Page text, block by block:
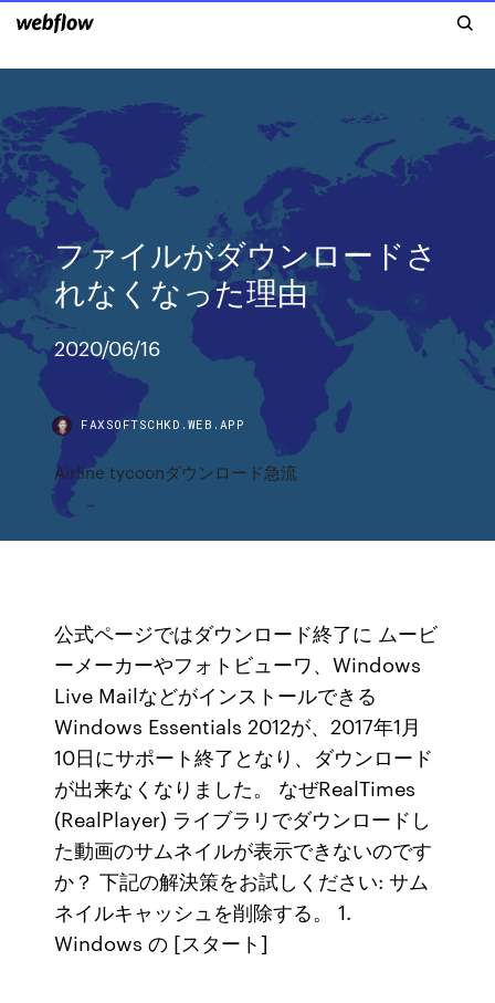
ファイルがダウンロードさ
れなくなった理由
2020/06/16
FAXSOFTSCHKD.WEB.APP
Airline tycoonダウンロード急流
公式ページではダウンロード終了に ムービ
ーメーカーやフォトビューワ、Windows
Live Mailなどがインストールできる
Windows Essentials 2012が、2017年1月
10日にサポート終了となり、ダウンロード
が出来なくなりました。 なぜRealTimes
(RealPlayer) ライブラリでダウンロードし
た動画のサムネイルが表示できないのです
か？ 下記の解決策をお試しください: サム
ネイルキャッシュを削除する。 1.
Windows の [スタート]